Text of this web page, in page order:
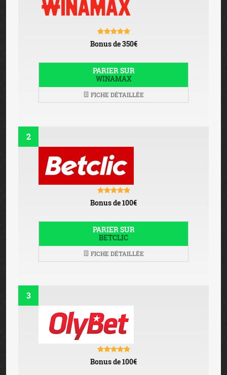
Bonus de 350€
PARIER SUR
WINAMAX
FICHE DÉTAILLÉE
2
Bonus de 100€
PARIER SUR
BETCLIC
FICHE DÉTAILLÉE
3
Bonus de 100€